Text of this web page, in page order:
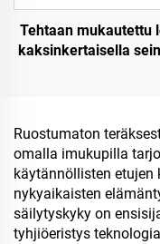
Tehtaan mukautettu
kaksinkertaisella
Ruostumaton
omalla imukupilla
käytännöllisten etujen
nykyaikaisten
säilytyskyky on
tyhjiöeristys